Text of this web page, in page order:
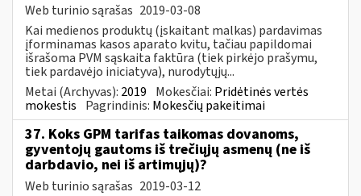
Web turinio sąrašas 2019-03-08
Kai medienos produktų (įskaitant malkas) pardavimas
įforminamas kasos aparato kvitu, tačiau papildomai
išrašoma PVM sąskaita faktūra (tiek pirkėjo prašymu,
tiek pardavėjo iniciatyva), nurodytųjų...
Metai (Archyvas): 2019 Mokesčiai: Pridėtinės vertės
mokestis Pagrindinis: Mokesčių pakeitimai
37. Koks GPM tarifas taikomas dovanoms,
gyventojų gautoms iš trečiųjų asmenų (ne iš
darbdavio, nei iš artimųjų)?
Web turinio sąrašas 2019-03-12